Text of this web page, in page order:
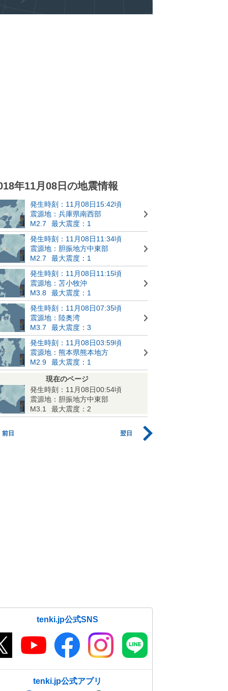
年11月08日の地震情報
発生時刻：11月08日15:42頃
震源地：兵庫県南西部
M2.7
最大震度：1
発生時刻：11月08日11:34頃
震源地：胆振地方中東部
M2.7
最大震度：1
発生時刻：11月08日11:15頃
震源地：苫小牧沖
M3.8
最大震度：1
発生時刻：11月08日07:35頃
震源地：陸奥湾
M3.7
最大震度：3
発生時刻：11月08日03:59頃
震源地：熊本県熊本地方
M2.9
最大震度：1
現在のページ
発生時刻：11月08日00:54頃
震源地：胆振地方中東部
M3.1
最大震度：2
前日 翌日
tenki.jp公式SNS
tenki.jp公式アプリ